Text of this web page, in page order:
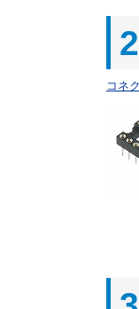
2
コネ